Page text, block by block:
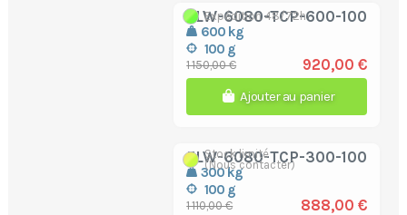
ELW-6080-TCP-600-100
600 kg
100 g
Expédition 48/72h
1 150,00 € 920,00 €
Ajouter au panier
ELW-6080-TCP-300-100
300 kg
100 g
Stock limité
(Nous contacter)
1 110,00 € 888,00 €